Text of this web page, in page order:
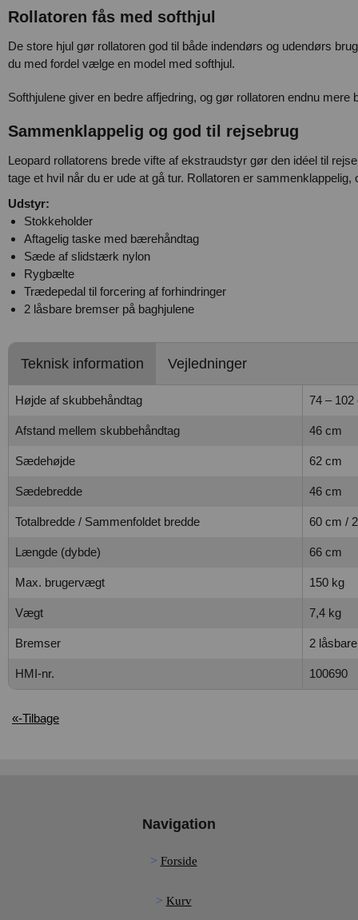
Rollatoren fås med softhjul
De store hjul gør rollatoren god til både indendørs og udendørs
du med fordel vælge en model med softhjul.
Softhjulene giver en bedre affjedring, og gør rollatoren endnu mere
Sammenklappelig og god til rejsebrug
Leopard rollatorens brede vifte af ekstraudstyr gør den idéel til
tage et hvil når du er ude at gå tur. Rollatoren er
Udstyr:
Stokkeholder
Aftagelig taske med bærehåndtag
Sæde af slidstærk nylon
Rygbælte
Trædepedal til forcering af forhindringer
2 låsbare bremser på baghjulene
Teknisk information Vejledninger
Højde af skubbehåndtag 74 – 102
Afstand mellem skubbehåndtag 46 cm
Sædehøjde 62 cm
Sædebredde 46 cm
Totalbredde / Sammenfoldet bredde 60 cm /
Længde (dybde) 66 cm
Max. brugervægt 150 kg
Vægt 7,4 kg
Bremser 2 låsbare
HMI-nr. 100690
«-Tilbage
Navigation
Forside
Kurv